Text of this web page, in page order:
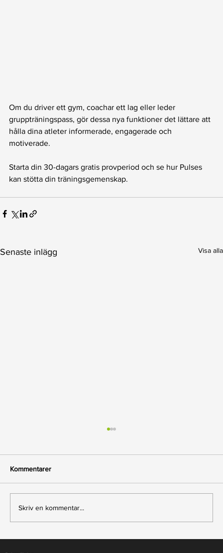
Om du driver ett gym, coachar ett lag eller leder
gruppträningspass, gör dessa nya funktioner det lättare att
hålla dina atleter informerade, engagerade och
motiverade.
Starta din 30-dagars gratis provperiod och se hur Pulses
kan stötta din träningsgemenskap.
Senaste inlägg Visa alla
Kommentarer
Skriv en kommentar...